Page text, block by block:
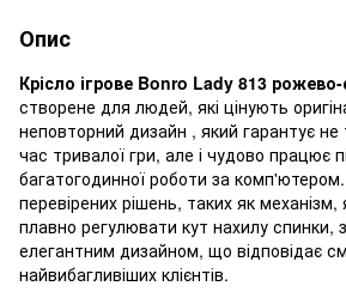
Опис
Крісло ігрове Bonro Lady 813
створене для людей, які цінують
неповторний дизайн , який гарантує не
час тривалої гри, але і чудово працює
багатогодинної роботи за
перевірених рішень, таких як
плавно регулювати кут нахилу спинки,
елегантним дизайном, що відповідає
найвибагливіших клієнтів.